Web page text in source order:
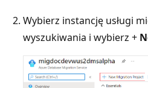
Wybierz instancję usługi
wyszukiwania i wybierz +